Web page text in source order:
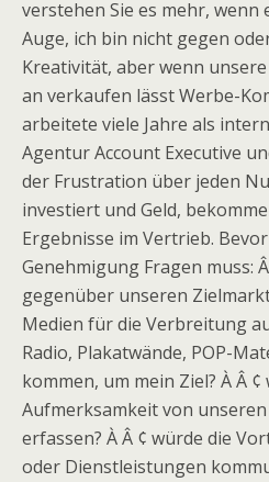
verstehen Sie es mehr, wenn
Auge, ich bin nicht gegen
Kreativität, aber wenn
an verkaufen lässt Werbe-
arbeitete viele Jahre als
Agentur Account Executive
der Frustration über jeden
investiert und Geld,
Ergebnisse im Vertrieb.
Genehmigung Fragen muss:
gegenüber unseren
Medien für die Verbreitung
Radio, Plakatwände, POP-
kommen, um mein Ziel? À Â ¢
Aufmerksamkeit von
erfassen? À Â ¢ würde die
oder Dienstleistungen